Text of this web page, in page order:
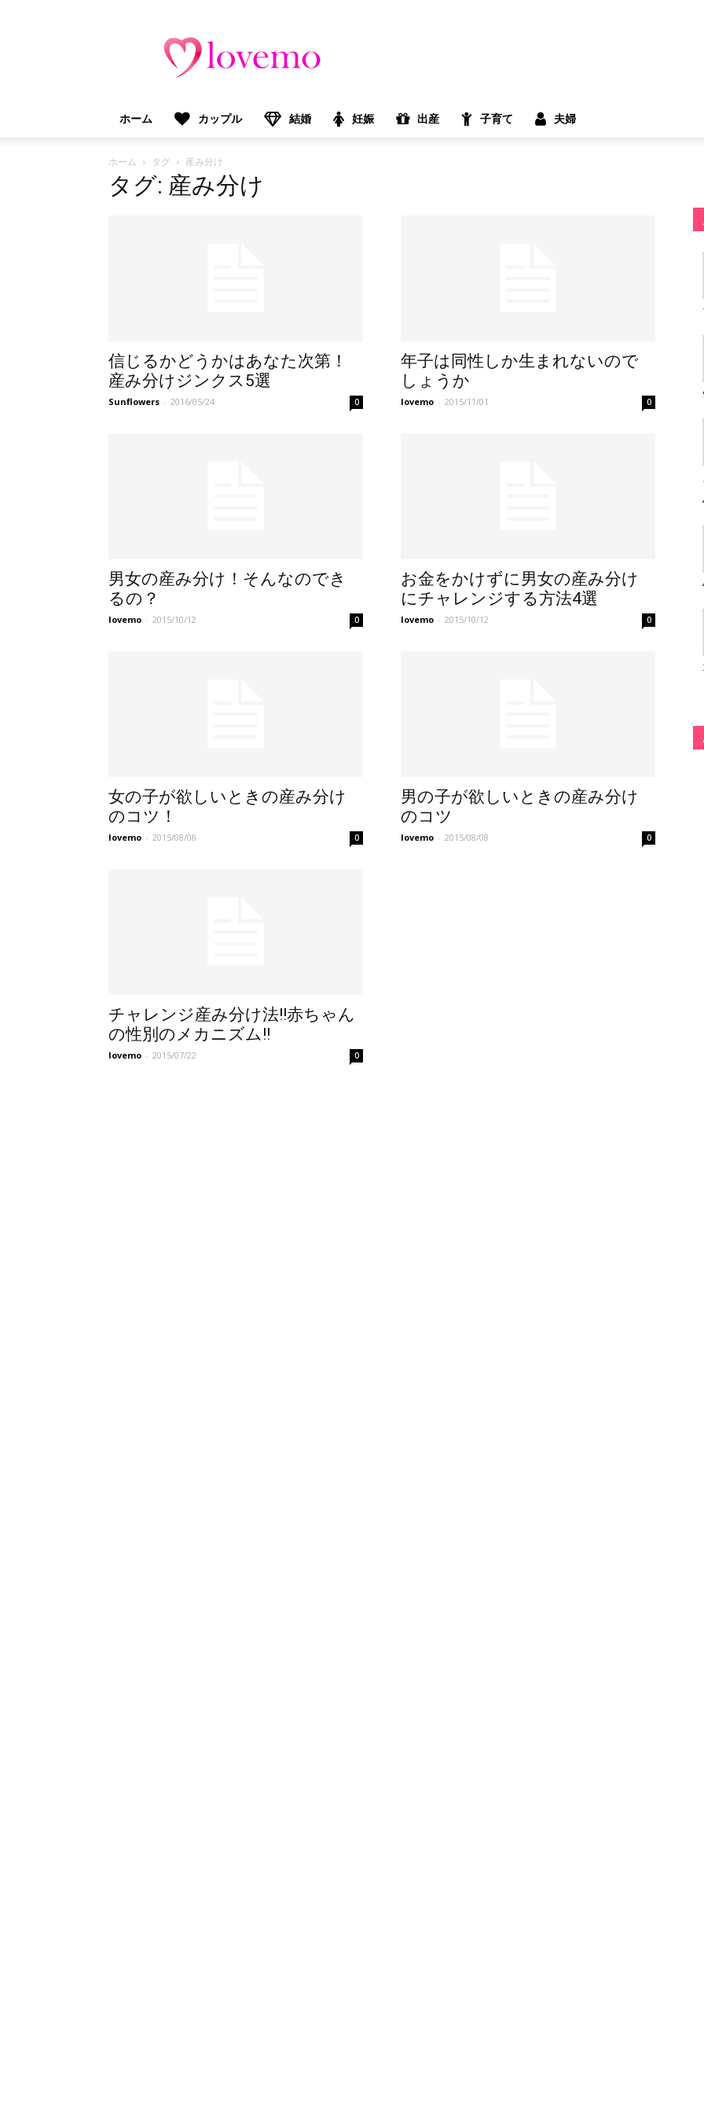
モ）：
プ
マ
マ
向
ホーム カップル 結婚 妊娠 出産 子育て 夫婦
ホーム タグ 産み分け
タグ: 産み分け
信じるかどうかはあなた次第！
産み分けジンクス5選
Sunflowers - 2016/05/24 0
年子は同性しか生まれないので
しょうか
lovemo - 2015/11/01 0
男女の産み分け！そんなのでき
るの？
lovemo - 2015/10/12 0
お金をかけずに男女の産み分け
にチャレンジする方法4選
lovemo - 2015/10/12 0
女の子が欲しいときの産み分け
のコツ！
lovemo - 2015/08/08 0
男の子が欲しいときの産み分け
のコツ
lovemo - 2015/08/08 0
チャレンジ産み分け法!!赤ちゃん
の性別のメカニズム!!
lovemo - 2015/07/22 0